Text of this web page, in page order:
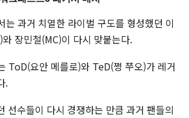
는 과거 치열한 라이벌 구도를 형성했던 이
장민철(MC)이 다시 맞붙는다.
ToD(요안 메를로)와 TeD(쩡 쭈오)가 레거
.
선수들이 다시 경쟁하는 만큼 과거 팬들의